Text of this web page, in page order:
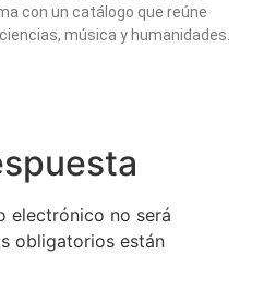
con un catálogo que reúne
música y humanidades.
electrónico no será
obligatorios están